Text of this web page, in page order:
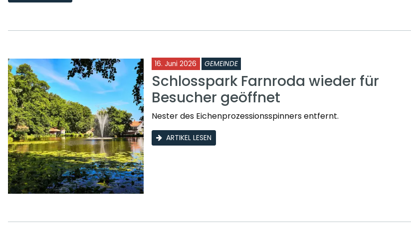
16. Juni 2026 GEMEINDE
Schlosspark Farnroda wieder für
Besucher geöffnet
Nester des Eichenprozessionsspinners entfernt.
ARTIKEL LESEN